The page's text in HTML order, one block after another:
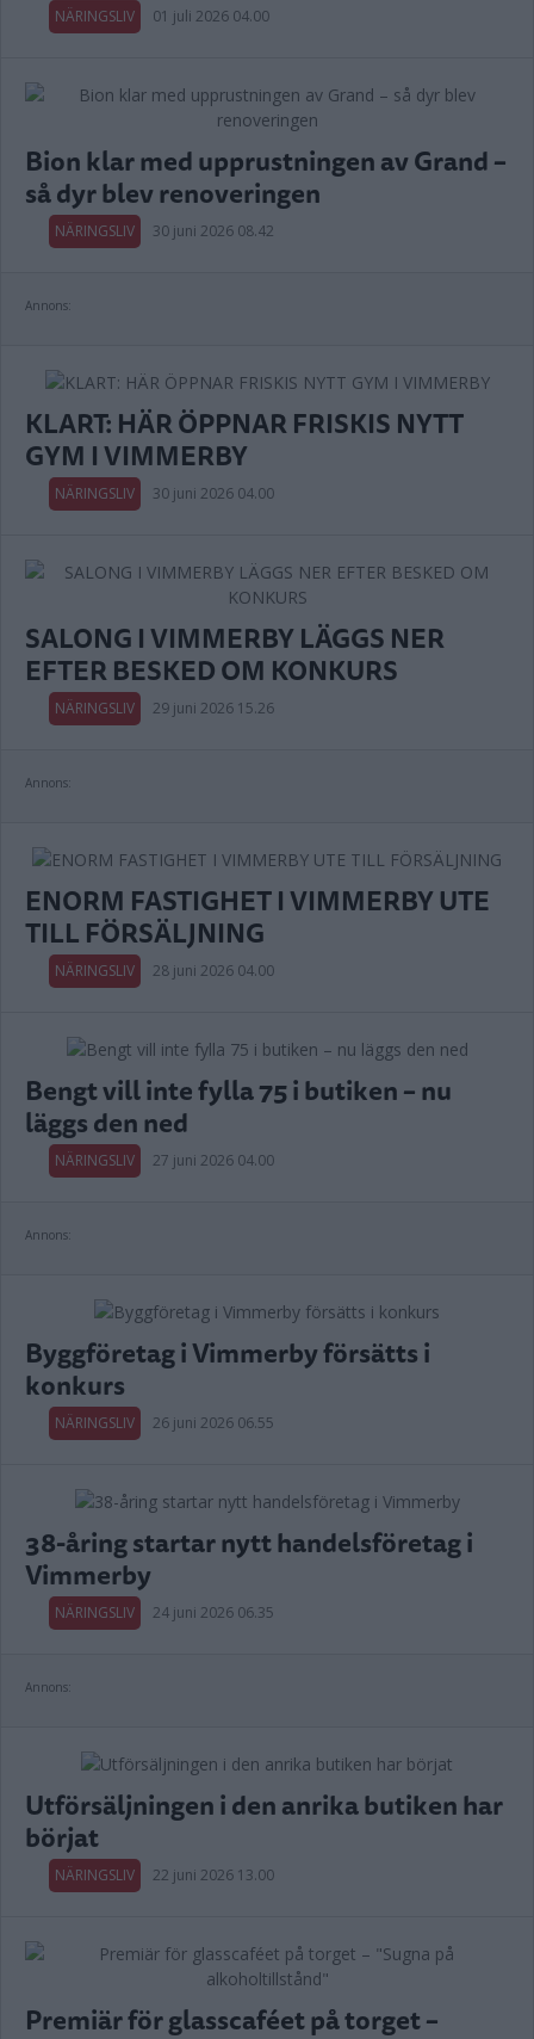
NÄRINGSLIV 01 juli 2026 04.00
Bion klar med upprustningen av Grand –
så dyr blev renoveringen
NÄRINGSLIV 30 juni 2026 08.42
Annons:
KLART: HÄR ÖPPNAR FRISKIS NYTT
GYM I VIMMERBY
NÄRINGSLIV 30 juni 2026 04.00
SALONG I VIMMERBY LÄGGS NER
EFTER BESKED OM KONKURS
NÄRINGSLIV 29 juni 2026 15.26
Annons:
ENORM FASTIGHET I VIMMERBY UTE
TILL FÖRSÄLJNING
NÄRINGSLIV 28 juni 2026 04.00
Bengt vill inte fylla 75 i butiken – nu
läggs den ned
NÄRINGSLIV 27 juni 2026 04.00
Annons:
Byggföretag i Vimmerby försätts i
konkurs
NÄRINGSLIV 26 juni 2026 06.55
38-åring startar nytt handelsföretag i
Vimmerby
NÄRINGSLIV 24 juni 2026 06.35
Annons:
Utförsäljningen i den anrika butiken har
börjat
NÄRINGSLIV 22 juni 2026 13.00
Premiär för glasscaféet på torget –